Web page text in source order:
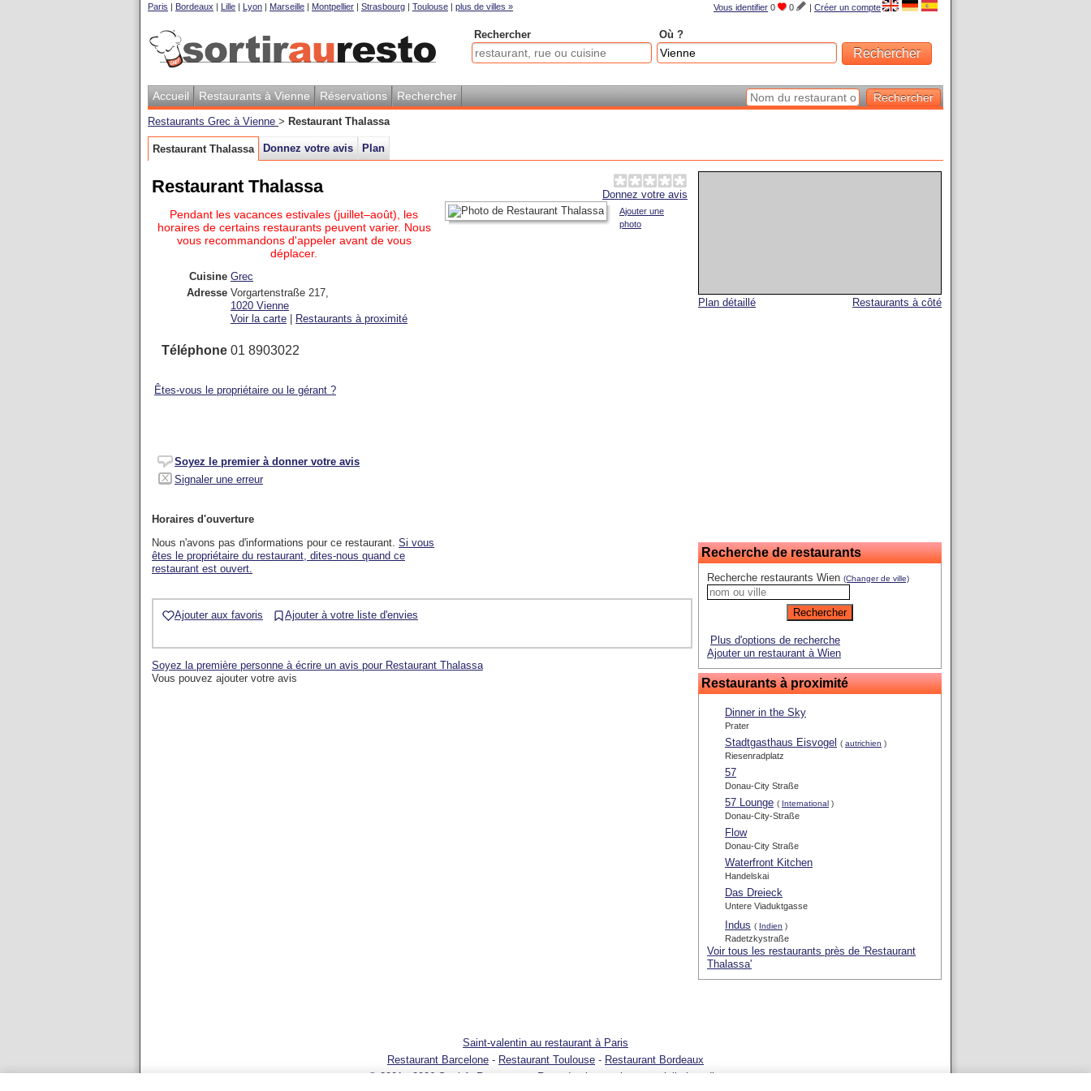
Vous identifier 0 0 | Créer un compte
Paris | Bordeaux | Lille | Lyon | Marseille | Montpellier | Strasbourg | Toulouse | plus de villes »
Rechercher Où ?
Accueil Restaurants à Vienne Réservations Rechercher
Restaurants Grec à Vienne > Restaurant Thalassa
Restaurant Thalassa Donnez votre avis Plan
Restaurants à côté
Plan détaillé
Recherche de restaurants
Recherche restaurants Wien (Changer de ville)
Plus d'options de recherche
Ajouter un restaurant à Wien
Restaurants à proximité
Dinner in the Sky
Prater
Stadtgasthaus Eisvogel ( autrichien )
Riesenradplatz
57
Donau-City Straße
57 Lounge ( International )
Donau-City-Straße
Flow
Donau-City Straße
Waterfront Kitchen
Handelskai
Das Dreieck
Untere Viaduktgasse
Indus ( Indien )
Radetzkystraße
Voir tous les restaurants près de 'Restaurant
Thalassa'
Donnez votre avis
Restaurant Thalassa
Ajouter une
photo
Pendant les vacances estivales (juillet–août), les
horaires de certains restaurants peuvent varier. Nous
vous recommandons d'appeler avant de vous
déplacer.
Cuisine Grec
Adresse Vorgartenstraße 217,
1020 Vienne
Voir la carte
Restaurants à proximité
Téléphone 01 8903022
Êtes-vous le propriétaire ou le gérant ?
Soyez le premier à donner votre avis
Signaler une erreur
Horaires d'ouverture
Nous n'avons pas d'informations pour ce restaurant. Si vous
êtes le propriétaire du restaurant, dites-nous quand ce
restaurant est ouvert.
Ajouter aux favoris Ajouter à votre liste d'envies
Soyez la première personne à écrire un avis pour Restaurant Thalassa
Vous pouvez ajouter votre avis
Saint-valentin au restaurant à Paris
Restaurant Barcelone - Restaurant Toulouse - Restaurant Bordeaux
© 2001 - 2026 SortirAuResto.com - Reproduction totale ou partielle interdite